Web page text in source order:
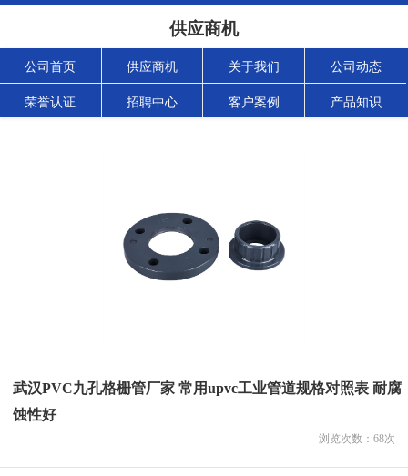
供应商机
公司首页 供应商机 关于我们 公司动态
荣誉认证 招聘中心 客户案例 产品知识
武汉PVC九孔格栅管厂家 常用upvc工业管道规格对照表 耐腐
蚀性好
浏览次数： 68次